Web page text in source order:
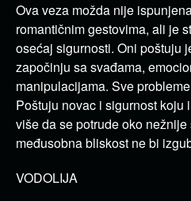
Ova veza možda nije
romantičnim gestovima, ali je
osećaj sigurnosti. Oni poštuju
započinju sa svađama,
manipulacijama. Sve
Poštuju novac i sigurnost koju
više da se potrude oko
međusobna bliskost ne bi
VODOLIJA